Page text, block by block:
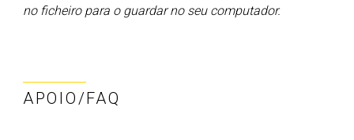
no ficheiro para o guardar no seu computador.
APOIO/FAQ